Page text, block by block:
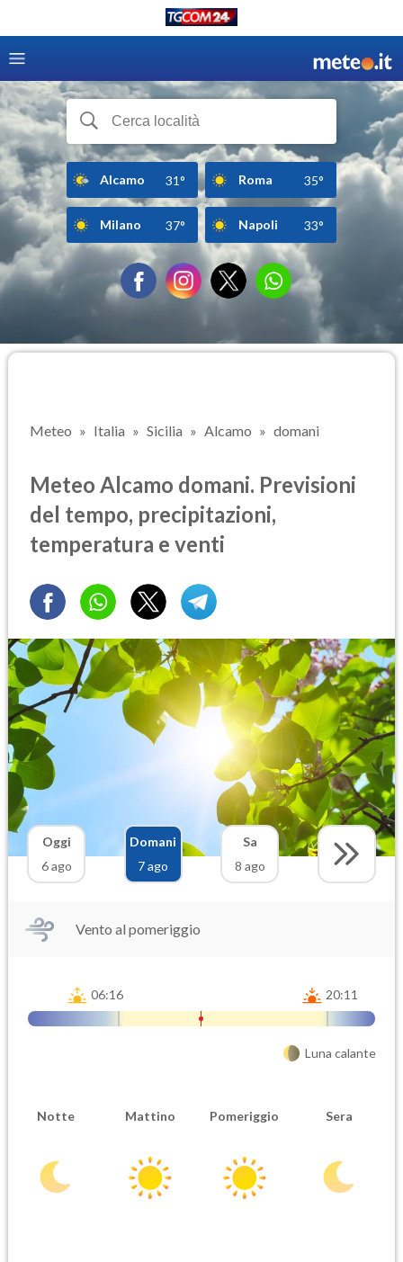
Alcamo 31° Roma 35°
Milano 37° Napoli 33°
Meteo Italia Sicilia Alcamo domani
Meteo Alcamo domani. Previsioni
del tempo, precipitazioni,
temperatura e venti
Oggi
6 ago
Domani
7 ago
Sa
8 ago
Vento al pomeriggio
06:16 20:11
Luna calante
Notte Mattino Pomeriggio Sera